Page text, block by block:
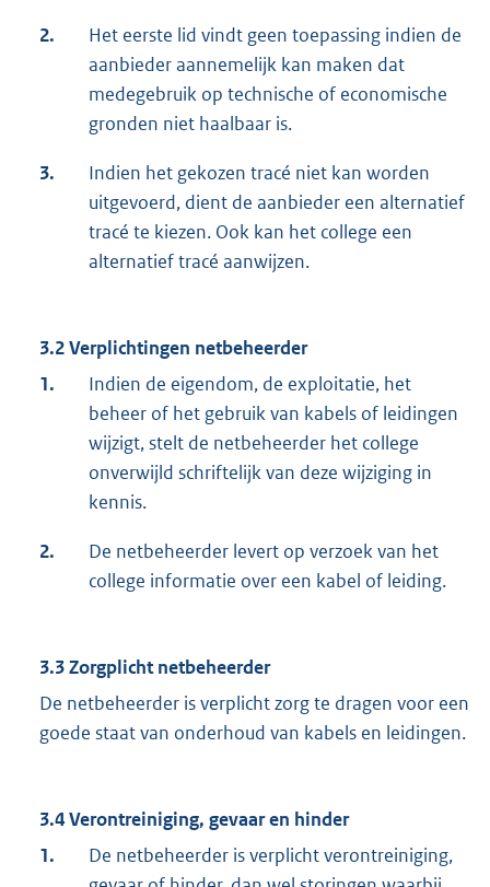
2.
Het eerste lid vindt geen toepassing indien de
aanbieder aannemelijk kan maken dat
medegebruik op technische of economische
gronden niet haalbaar is.
3.
Indien het gekozen tracé niet kan worden
uitgevoerd, dient de aanbieder een alternatief
tracé te kiezen. Ook kan het college een
alternatief tracé aanwijzen.
3.2 Verplichtingen netbeheerder
1.
Indien de eigendom, de exploitatie, het
beheer of het gebruik van kabels of leidingen
wijzigt, stelt de netbeheerder het college
onverwijld schriftelijk van deze wijziging in
kennis.
2.
De netbeheerder levert op verzoek van het
college informatie over een kabel of leiding.
3.3 Zorgplicht netbeheerder
De netbeheerder is verplicht zorg te dragen voor een
goede staat van onderhoud van kabels en leidingen.
3.4 Verontreiniging, gevaar en hinder
1.
De netbeheerder is verplicht verontreiniging,